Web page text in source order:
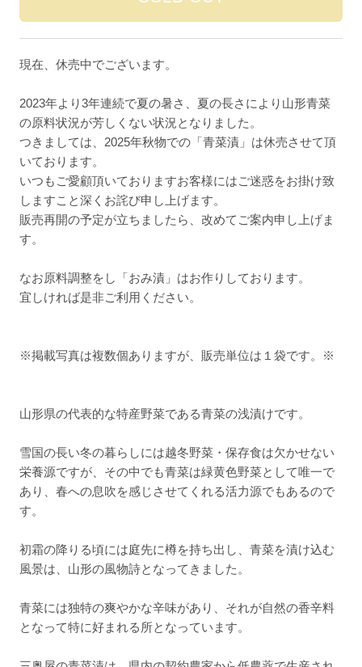
現在、休売中でございます。
2023年より3年連続で夏の暑さ、夏の長さにより山形青菜
の原料状況が芳しくない状況となりました。
つきましては、2025年秋物での「青菜漬」は休売させて頂
いております。
いつもご愛顧頂いておりますお客様にはご迷惑をお掛け致
しますこと深くお詫び申し上げます。
販売再開の予定が立ちましたら、改めてご案内申し上げま
す。
なお原料調整をし「おみ漬」はお作りしております。
宜しければ是非ご利用ください。
※掲載写真は複数個ありますが、販売単位は１袋です。※
山形県の代表的な特産野菜である青菜の浅漬けです。
雪国の長い冬の暮らしには越冬野菜・保存食は欠かせない
栄養源ですが、その中でも青菜は緑黄色野菜として唯一で
あり、春への息吹を感じさせてくれる活力源でもあるので
す。
初霜の降りる頃には庭先に樽を持ち出し、青菜を漬け込む
風景は、山形の風物詩となってきました。
青菜には独特の爽やかな辛味があり、それが自然の香辛料
となって特に好まれる所となっています。